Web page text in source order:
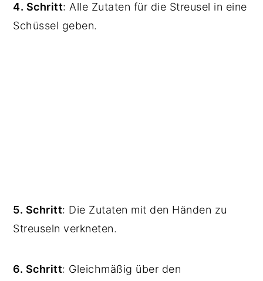
4. Schritt: Alle Zutaten für die Streusel in eine
Schüssel geben.
5. Schritt: Die Zutaten mit den Händen zu
Streuseln verkneten.
6. Schritt: Gleichmäßig über den